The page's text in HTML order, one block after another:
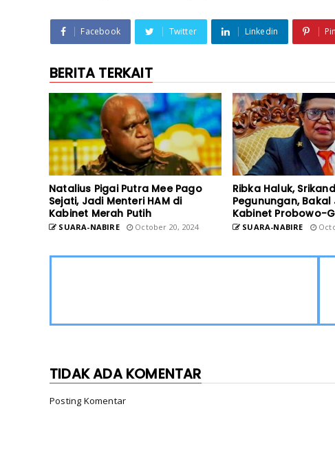
Facebook Twitter Linkedin
BERITA TERKAIT
Natalius Pigai Putra Mee Pago
Sejati, Jadi Menteri HAM di
Kabinet Merah Putih
SUARA-NABIRE October 20, 2024
Ribka Haluk,
Pegunungan,
Kabinet Probowo-
SUARA-NABIRE
TIDAK ADA KOMENTAR
Posting Komentar